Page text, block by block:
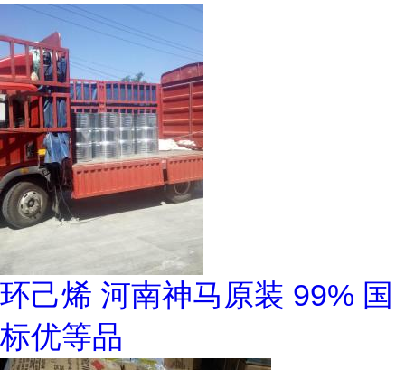
环己烯 河南神马原装 99% 国
标优等品